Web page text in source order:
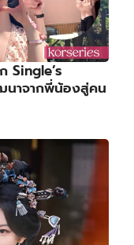
Single’s
นาจากพี่น้องสู่คน